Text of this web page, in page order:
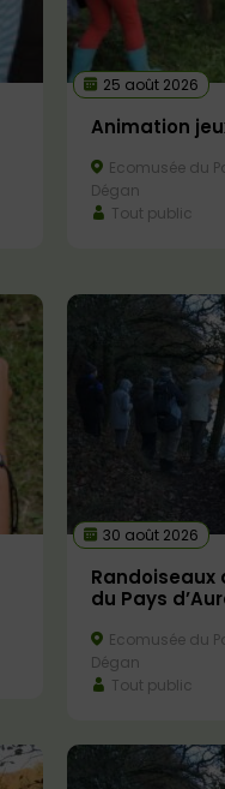
25 août 2026
Animation
Ecomusée du
Dégan
Tout public
30 août 2026
Randoiseaux
du Pays
Ecomusée du
Dégan
Tout public